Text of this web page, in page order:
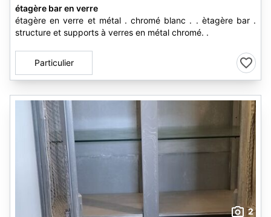
étagère bar en verre
étagère en verre et métal . chromé blanc . . ètagère bar .
structure et supports à verres en métal chromé. .
Particulier
2